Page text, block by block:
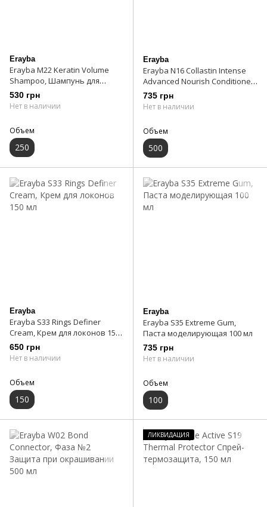
Erayba
Erayba M22 Keratin Volume
Shampoo, Шампунь для
объема 250 мл
530 грн
Нет в наличии
Объем
250
Erayba
Erayba N16 Collastin Intense
Advanced Nourish Conditioner,
Кондиционер питательный с
коллагеном 500 мл
735 грн
Нет в наличии
Объем
500
Erayba
Erayba S33 Rings Definer
Cream, Крем для локонов 150
мл
650 грн
Нет в наличии
Объем
150
Erayba
Erayba S35 Extreme Gum,
Паста моделирующая 100 мл
735 грн
Нет в наличии
Объем
100
ЛИКВИДАЦИЯ